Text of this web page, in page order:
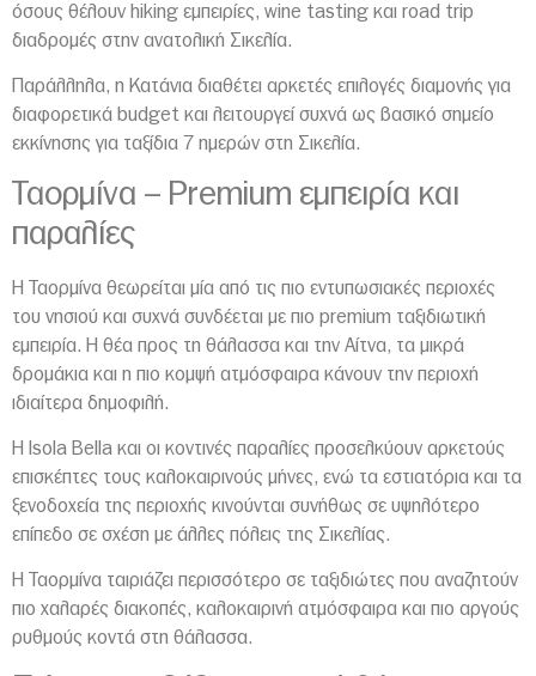
όσους θέλουν hiking εμπειρίες, wine tasting και road trip
διαδρομές στην ανατολική Σικελία.
Παράλληλα, η Κατάνια διαθέτει αρκετές επιλογές διαμονής για
διαφορετικά budget και λειτουργεί συχνά ως βασικό σημείο
εκκίνησης για ταξίδια 7 ημερών στη Σικελία.
Ταορμίνα – Premium εμπειρία και
παραλίες
Η Ταορμίνα θεωρείται μία από τις πιο εντυπωσιακές περιοχές
του νησιού και συχνά συνδέεται με πιο premium ταξιδιωτική
εμπειρία. Η θέα προς τη θάλασσα και την Αίτνα, τα μικρά
δρομάκια και η πιο κομψή ατμόσφαιρα κάνουν την περιοχή
ιδιαίτερα δημοφιλή.
Η Isola Bella και οι κοντινές παραλίες προσελκύουν αρκετούς
επισκέπτες τους καλοκαιρινούς μήνες, ενώ τα εστιατόρια και τα
ξενοδοχεία της περιοχής κινούνται συνήθως σε υψηλότερο
επίπεδο σε σχέση με άλλες πόλεις της Σικελίας.
Η Ταορμίνα ταιριάζει περισσότερο σε ταξιδιώτες που αναζητούν
πιο χαλαρές διακοπές, καλοκαιρινή ατμόσφαιρα και πιο αργούς
ρυθμούς κοντά στη θάλασσα.